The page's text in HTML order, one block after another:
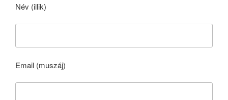
Név (illik)
Email (muszáj)